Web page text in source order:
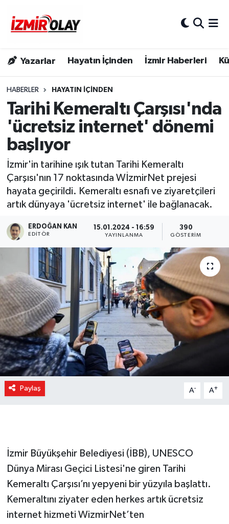
Yazarlar Hayatın İçinden İzmir Haberleri
HABERLER HAYATIN İÇINDEN
Tarihi Kemeraltı Çarşısı'nda
'ücretsiz internet' dönemi
başlıyor
İzmir'in tarihine ışık tutan Tarihi Kemeraltı
Çarşısı'nın 17 noktasında WİzmirNet prejesi
hayata geçirildi. Kemeraltı esnafı ve ziyaretçileri
artık dünyaya 'ücretsiz internet' ile bağlanacak.
ERDOĞAN KAN
EDITÖR
15.01.2024 - 16:59
YAYINLANMA
390
GÖSTERIM
Paylaş A- A+
İzmir Büyükşehir Belediyesi (İBB), UNESCO
Dünya Mirası Geçici Listesi'ne giren Tarihi
Kemeraltı Çarşısı’nı yepyeni bir yüzyıla başlattı.
Kemeraltını ziyater eden herkes artık ücretsiz
internet hizmeti WizmirNet’ten
Konak Trafik Yoğunluk Haritası
Süper Lig Puan Durumu ve Fikstür
Tüm Manşetler
Son Dakika Haberleri
Haber Arşivi